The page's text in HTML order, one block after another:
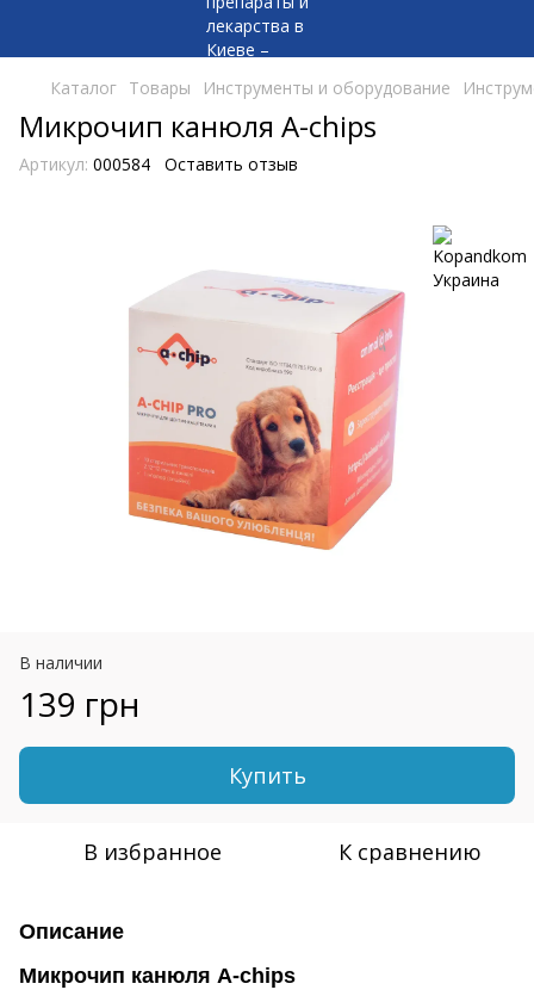
Каталог Товары Инструменты и оборудование
Микрочип канюля A-chips
Артикул: 000584 Оставить отзыв
В наличии
139 грн
Купить
В избранное К сравнению
Описание
Микрочип канюля A-chips